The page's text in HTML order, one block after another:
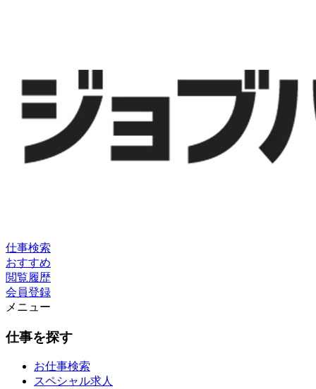
仕事検索
おすすめ
閲覧履歴
会員登録
メニュー
仕事を探す
お仕事検索
スペシャル求人